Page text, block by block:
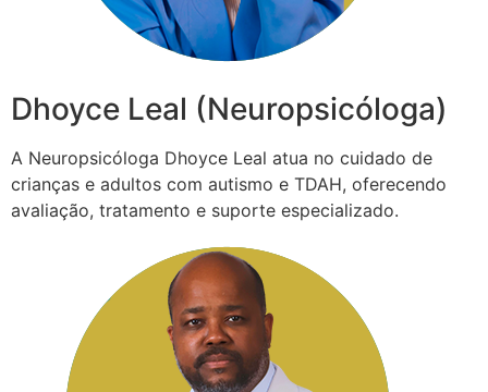
Dhoyce Leal (Neuropsicóloga)
A Neuropsicóloga Dhoyce Leal atua no cuidado de
crianças e adultos com autismo e TDAH, oferecendo
avaliação, tratamento e suporte especializado.